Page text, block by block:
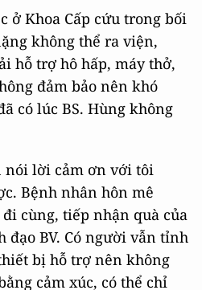
ở Khoa Cấp cứu trong bối
không thể ra viện,
hỗ trợ hô hấp, máy thở,
đảm bảo nên khó
có lúc BS. Hùng không
nói lời cảm ơn với tôi
Bệnh nhân hôn mê
cùng, tiếp nhận quà của
đạo BV. Có người vẫn tỉnh
bị hỗ trợ nên không
cảm xúc, có thể chỉ